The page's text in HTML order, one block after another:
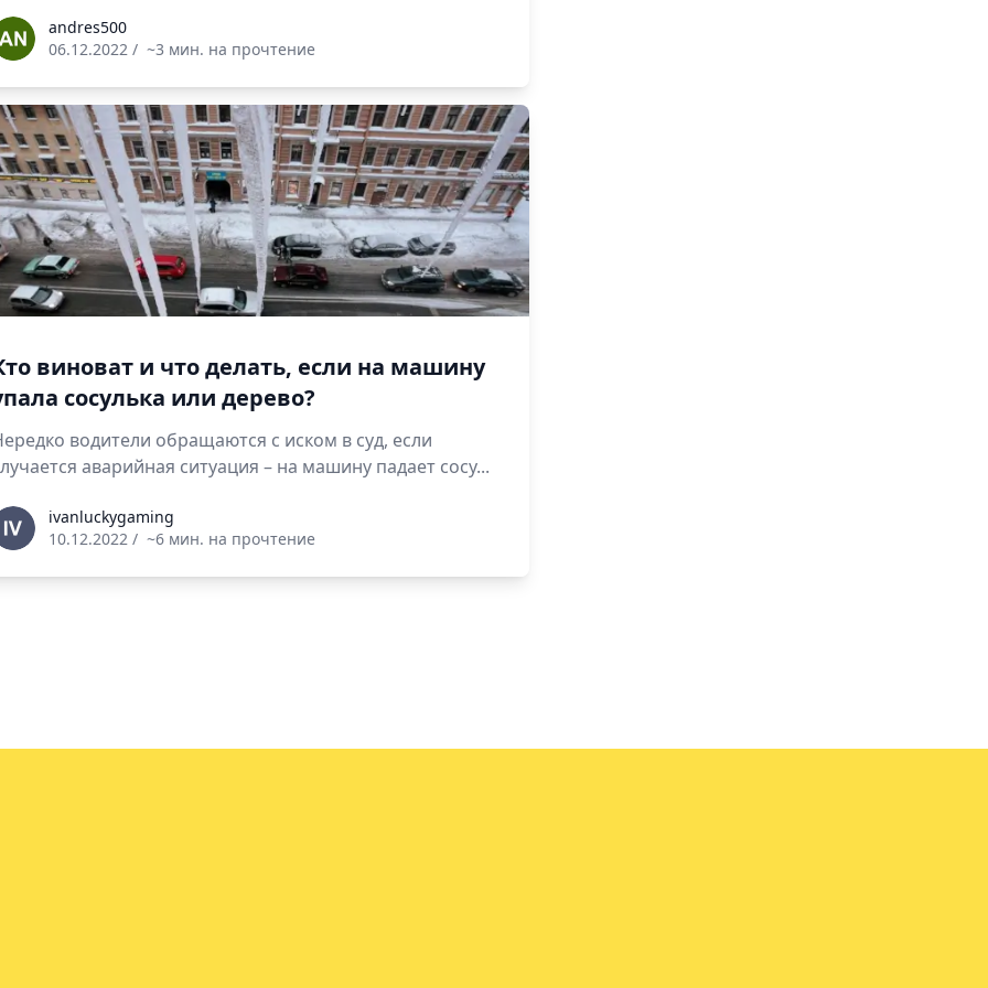
andres500
06.12.2022 / ~3 мин. на прочтение
виноват и что делать, если на машину
сосулька или дерево?
водители обращаются с иском в суд, если
аварийная ситуация – на машину падает сосу...
ivanluckygaming
10.12.2022 / ~6 мин. на прочтение